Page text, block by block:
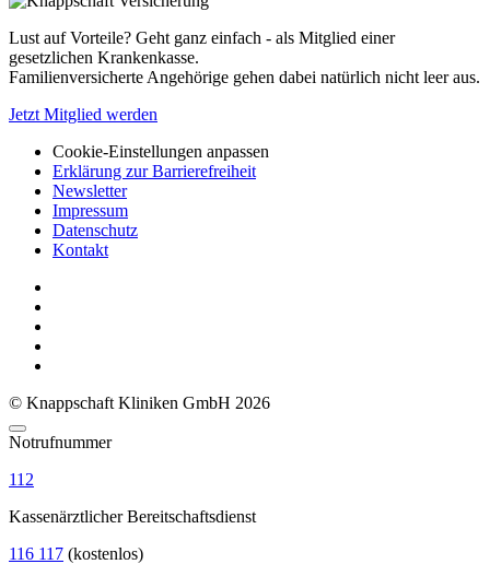
Lust auf Vorteile? Geht ganz einfach - als Mitglied einer
gesetzlichen Krankenkasse.
Familienversicherte Angehörige gehen dabei natürlich nicht leer aus.
Jetzt Mitglied werden
Cookie-Einstellungen anpassen
Erklärung zur Barrierefreiheit
Newsletter
Impressum
Datenschutz
Kontakt
© Knappschaft Kliniken GmbH 2026
Notrufnummer
112
Kassenärztlicher Bereitschaftsdienst
116 117 (kostenlos)